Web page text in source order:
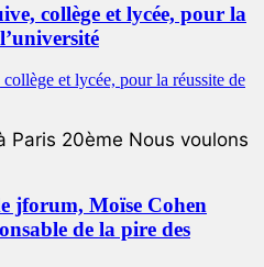
collège et lycée, pour la
Paris 20ème Nous voulons
jforum, Moïse Cohen
de la pire des